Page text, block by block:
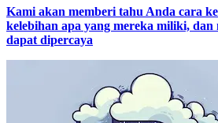
Kami akan memberi tahu Anda cara
kelebihan apa yang mereka miliki, dan
dapat dipercaya